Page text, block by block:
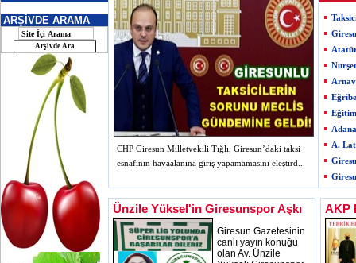
ARŞİVDE ARAMA
CHP Giresun Milletvekili Tığlı, Giresun’daki taksi
esnafının havaalanına giriş yapamamasını eleştird...
A.
Ünzile Yüksel'in Giresunspor Aşkı
Giresun Gazetesinin
canlı yayın konuğu
olan Av. Ünzile
AKP